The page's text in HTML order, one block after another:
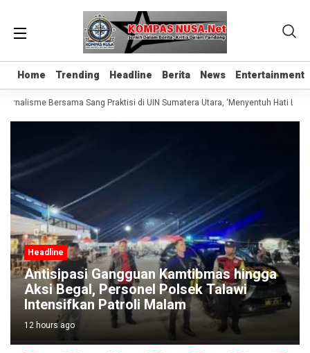
Home Trending Headline Berita News Entertainment
Home Trending Headline Berita News Entertainment
Bersama Sang Praktisi di UIN Sumatera Utara, ‘Menyentuh Hati Lewat
Headline
Antisipasi Gangguan Kamtibmas hingga
Aksi Begal, Personel Polsek Talawi
Intensifkan Patroli Malam
12 hours ago